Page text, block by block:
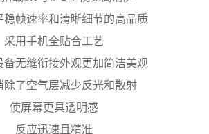
稳帧速率和清晰细节的高品质
采用手机全贴合工艺
备无缝衔接外观更加简洁美观
除了空气层减少反光和散射
使屏幕更具透明感
反应迅速且精准